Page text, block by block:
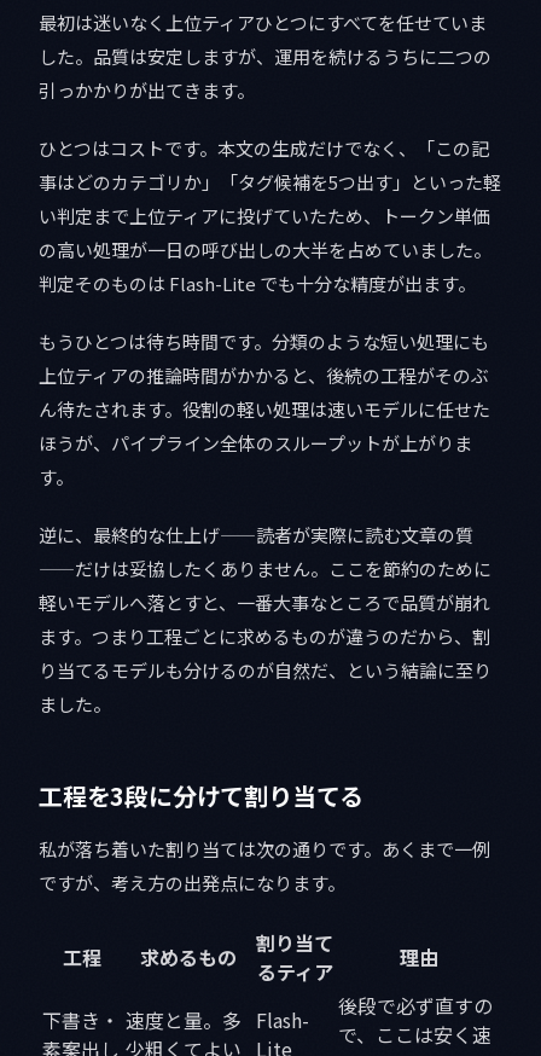
最初は迷いなく上位ティアひとつにすべてを任せていま
した。品質は安定しますが、運用を続けるうちに二つの
引っかかりが出てきます。
ひとつはコストです。本文の生成だけでなく、「この記
事はどのカテゴリか」「タグ候補を5つ出す」といった軽
い判定まで上位ティアに投げていたため、トークン単価
の高い処理が一日の呼び出しの大半を占めていました。
判定そのものは Flash-Lite でも十分な精度が出ます。
もうひとつは待ち時間です。分類のような短い処理にも
上位ティアの推論時間がかかると、後続の工程がそのぶ
ん待たされます。役割の軽い処理は速いモデルに任せた
ほうが、パイプライン全体のスループットが上がりま
す。
逆に、最終的な仕上げ——読者が実際に読む文章の質
——だけは妥協したくありません。ここを節約のために
軽いモデルへ落とすと、一番大事なところで品質が崩れ
ます。つまり工程ごとに求めるものが違うのだから、割
り当てるモデルも分けるのが自然だ、という結論に至り
ました。
工程を3段に分けて割り当てる
私が落ち着いた割り当ては次の通りです。あくまで一例
ですが、考え方の出発点になります。
工程 求めるもの
割り当て
るティア
理由
下書き・
素案出し
速度と量。多
少粗くてよい
Flash-
Lite
後段で必ず直すの
で、ここは安く速